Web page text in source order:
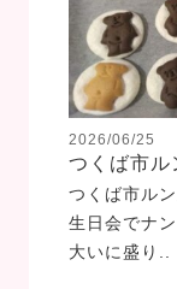
2026/06/25
つくば市ル
つくば市ル
生日会でナ
大いに盛り..